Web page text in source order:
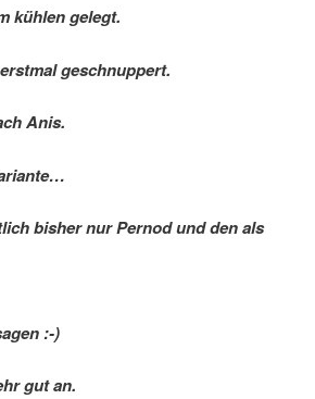
kühlen gelegt.
geschnuppert.
Anis.
bisher nur Pernod und den als
:-)
gut an.